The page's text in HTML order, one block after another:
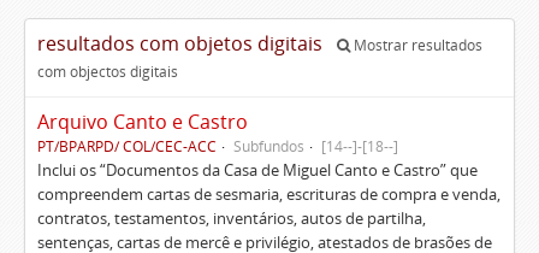
resultados com objetos digitais
Mostrar resultados
com objectos digitais
Arquivo Canto e Castro
PT/BPARPD/ COL/CEC-ACC Subfundos [14--]-[18--]
Inclui os “Documentos da Casa de Miguel Canto e Castro” que
compreendem cartas de sesmaria, escrituras de compra e venda,
contratos, testamentos, inventários, autos de partilha,
sentenças, cartas de mercê e privilégio, atestados de brasões de